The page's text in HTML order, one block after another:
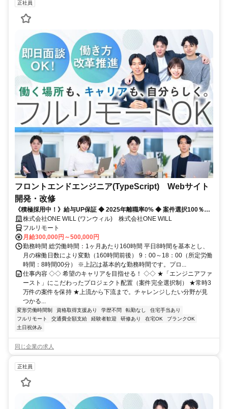
正社員
フロントエンドエンジニア(TypeScript) Webサイト
開発・改修
《積極採用中！》給与UP保証 ◆ 2025年離職率0% ◆ 案件選択100％！
◆ 平均残業7時間！
株式会社ONE WILL (ワンウィル) 株式会社ONE WILL
フルリモート
月給300,000円～500,000円
勤務時間 総労働時間：1ヶ月あたり160時間 平日8時間を基本とし、
月の稼働日数により変動（160時間前後） 9：00～18：00（所定労働
時間：8時間00分） ※上記は基本的な勤務時間です。プロ...
仕事内容 ◇◇ 希望のキャリアを目指せる！ ◇◇ ★「エンジニアファ
ースト」にこだわったプロジェクト配置（案件完全選択制） ★常時3
万件の案件を保持 ★上流から下流まで。チャレンジしたい分野が見
つかる...
変形労働時間制 資格取得支援あり 学歴不問 転勤なし
住宅手当あり
フルリモート
交通費全額支給 経験者歓迎 研修あり 在宅OK
ブランクOK
土日祝休み
同じ企業の求人
正社員